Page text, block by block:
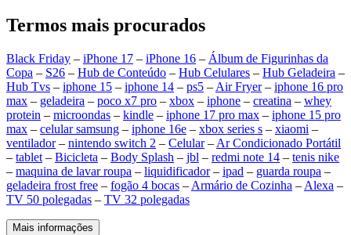
Termos mais procurados
Black Friday – iPhone 17 – iPhone 16 – Álbum de Figurinhas da
Copa – S26 – Hub de Conteúdo – Hub Celulares – Hub Geladeira –
Hub Tvs – iphone 15 – iphone 14 – ps5 – Air Fryer– iphone 16 pro
max – geladeira – poco x7 pro – xbox – iphone – creatina – whey
protein – microondas – kindle – iphone 17 pro max – iphone 15 pro
max – celular samsung – iphone 16e – xbox series s – xiaomi –
ventilador– nintendo switch 2 – Celular– Ar Condicionado Portátil
– tablet – Bicicleta – Body Splash – jbl – redmi note 14 – tenis nike
– maquina de lavar roupa – liquidificador– ipad – guarda roupa –
geladeira frost free – fogão 4 bocas – Armário de Cozinha – Alexa –
TV 50 polegadas – TV 32 polegadas
Mais informações